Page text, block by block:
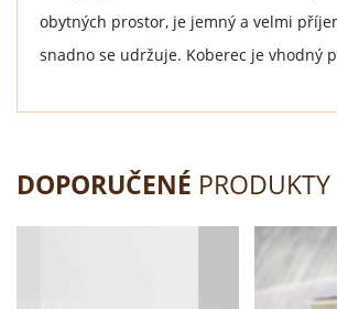
obytných prostor, je jemný a velmi
snadno se udržuje. Koberec je vhodný
DOPORUČENÉ PRODUKTY